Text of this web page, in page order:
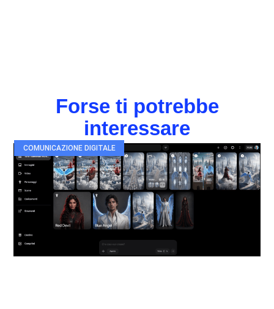
Forse ti potrebbe
interessare
COMUNICAZIONE DIGITALE